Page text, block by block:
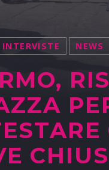
INTERVISTE NEWS